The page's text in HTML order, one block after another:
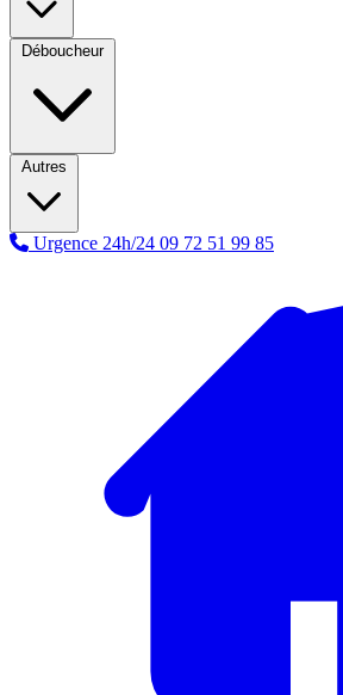
Déboucheur
Autres
Urgence 24h/24 09 72 51 99 85